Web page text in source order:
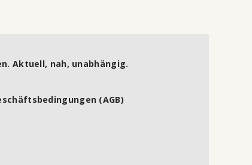
Aktuell, nah, unabhängig.
(AGB)